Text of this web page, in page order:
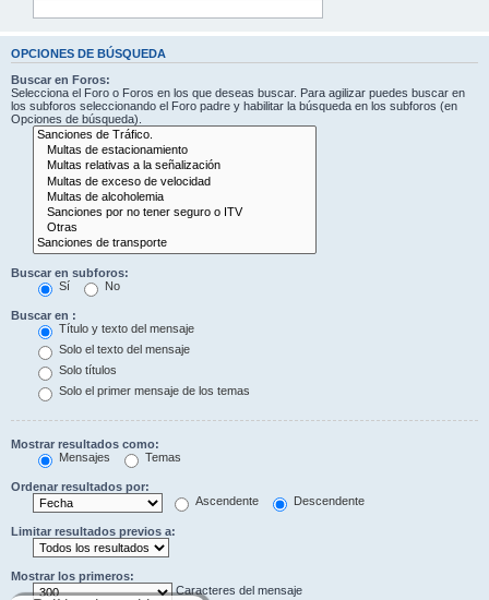
OPCIONES DE BÚSQUEDA
Buscar en Foros:
Selecciona el Foro o Foros en los que deseas buscar. Para agilizar puedes buscar en
los subforos seleccionando el Foro padre y habilitar la búsqueda en los subforos (en
Opciones de búsqueda).
Buscar en subforos:
Sí
No
Buscar en :
Título y texto del mensaje
Solo el texto del mensaje
Solo títulos
Solo el primer mensaje de los temas
Mostrar resultados como:
Mensajes
Temas
Ordenar resultados por:
Ascendente
Descendente
Limitar resultados previos a:
Mostrar los primeros:
Caracteres del mensaje